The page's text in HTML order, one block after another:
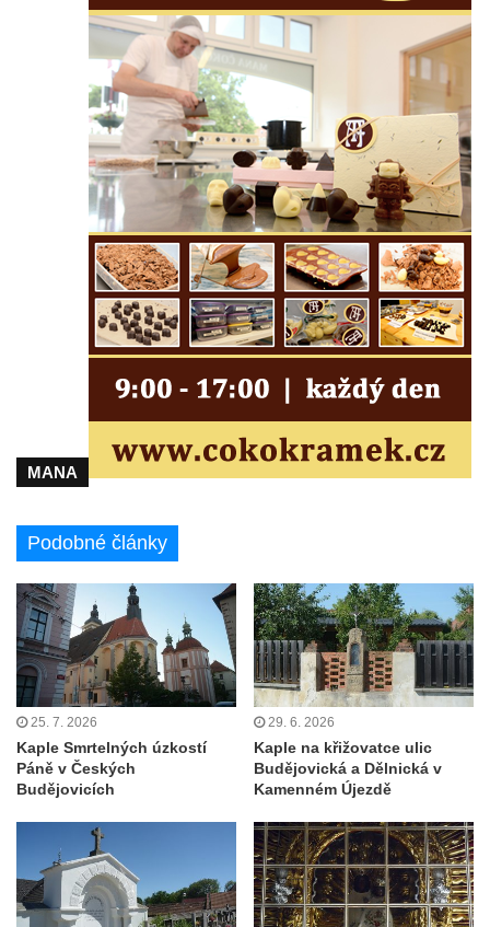
Kostel Panny Marie Pomocné s Ivanitskou
poustevnou v Teplicích nad Metují
Hřbitovní kaple/márnice na hřbitově v
Teplicích nad Metují
Kostel svatého Vavřince v Teplicích nad
Metují
Hrobová kaple Johanna Nitsche na
hřbitově na Vlčí Hoře
Kaple Panny Marie Karmelské na Vlčí Hoře
Kostel svatého Bartoloměje v Teplicích
Kostel svatého Jana Křtitele na Zámeckém
Chrám Povýšení svatého Kříže na
Výklenková kaple u vodojemu v severní
Kaple u kostela svatého Jakuba Většího
(Staršího) u Lahovic
Kostel svatého Jakuba Většího (Staršího) u
Lahovic
Kostel svatých Petra a Pavla v Želkovicích
Kaple Panny Marie Bolestné v Benešově
nad Ploučnicí
Kostel Narození Panny Marie v Benešově
nad Ploučnicí
Benešově nad Ploučnicí
Kostel svaté Anny v Tisé
Hrobka rodiny Rohn na hřbitově v
MANA
Podobné články
25. 7. 2026
Kaple Smrtelných úzkostí
Páně v Českých
Budějovicích
29. 6. 2026
Kaple na křižovatce ulic
Budějovická a Dělnická v
Kamenném Újezdě